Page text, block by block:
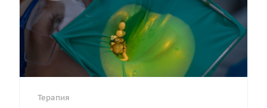
Терапия